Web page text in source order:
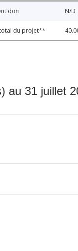
don N/D
du projet**
au 31 juillet